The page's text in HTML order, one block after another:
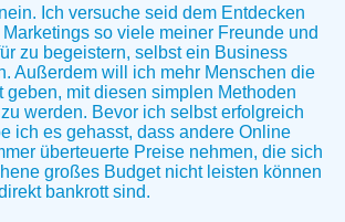
Ich versuche seid dem Entdecken
so viele meiner Freunde und
zu begeistern, selbst ein Business
Außerdem will ich mehr Menschen die
geben, mit diesen simplen Methoden
werden. Bevor ich selbst erfolgreich
ich es gehasst, dass andere Online
überteuerte Preise nehmen, die sich
großes Budget nicht leisten können
bankrott sind.